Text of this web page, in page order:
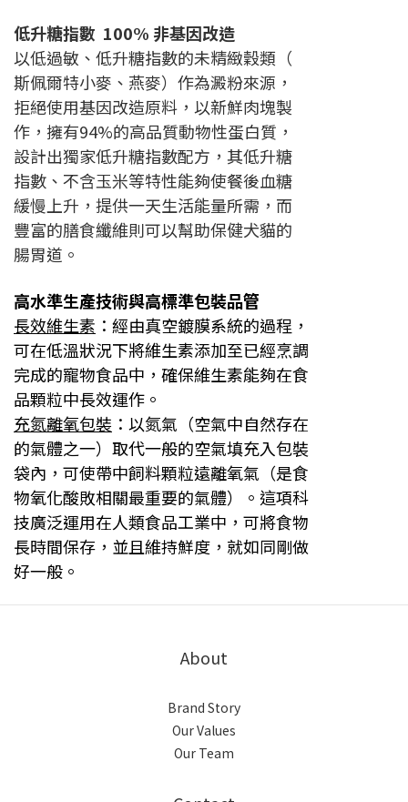
低升糖指數 100% 非基因改造
以低過敏、低升糖指數的未精緻穀類（
斯佩爾特小麥、燕麥）作為澱粉來源，
拒絕使用基因改造原料，以新鮮肉塊製
作， 擁有94%的高品質動物性蛋白質，
設計出獨家低升糖指數配方，其低升糖
指數 、不含玉米等特性能夠使餐後血糖
緩慢 上升，提供一天生活能量所需，而
豐富的膳食纖維則可以幫助保健犬貓的
腸胃道。
高水準生產技術與高標準包裝品管
長效維生素 ：經由真空鍍膜系統的過程，
可在低溫狀況下將維生素添加至已經烹調
完成的寵物食品中，確保維生素能夠在食
品顆粒中長效運作。
充氮離氧包裝 ：以氮氣（空氣中自然存在
的氣體之一）取代一般的空氣填充入包裝
袋內，可使帶中飼料顆粒遠離氧氣（是食
物氧化酸敗相關最重要的氣體）。這項科
技廣泛運用在人類食品工業中，可將食物
長時間保存，並且維持鮮度， 就如同剛做
好一般。
About
Brand Story
Our Values
Our Team